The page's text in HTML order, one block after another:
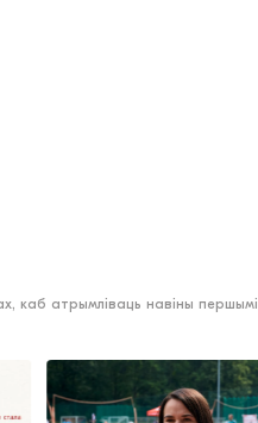
каб атрымліваць навіны першымі